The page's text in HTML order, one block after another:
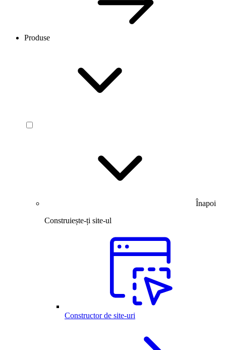
Produse
Înapoi
Construiește-ți site-ul
Constructor de site-uri